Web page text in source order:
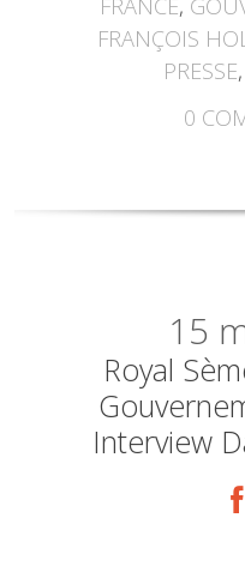
FRANCE,
FRANÇOIS
PRESSE,
0
15
Royal
Interview